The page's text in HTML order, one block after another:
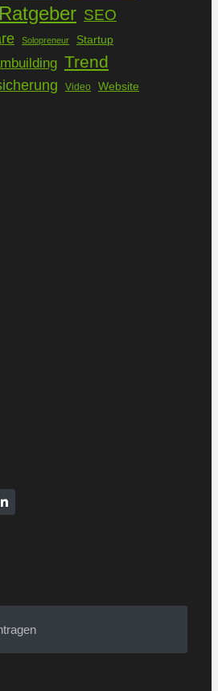
Ratgeber SEO
Solopreneur Startup
Trend
Video Website